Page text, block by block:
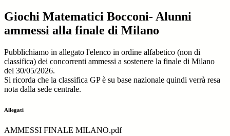
Giochi Matematici Bocconi- Alunni
ammessi alla finale di Milano
Pubblichiamo in allegato l'elenco in ordine alfabetico (non di
classifica) dei concorrenti ammessi a sostenere la finale di Milano
del 30/05/2026.
Si ricorda che la classifica GP è su base nazionale quindi verrà resa
nota dalla sede centrale.
Allegati
AMMESSI FINALE MILANO.pdf